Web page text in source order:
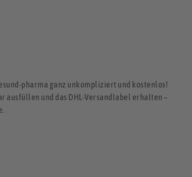
pharma ganz unkompliziert und kostenlos!
ausfüllen und das DHL-Versandlabel erhalten –